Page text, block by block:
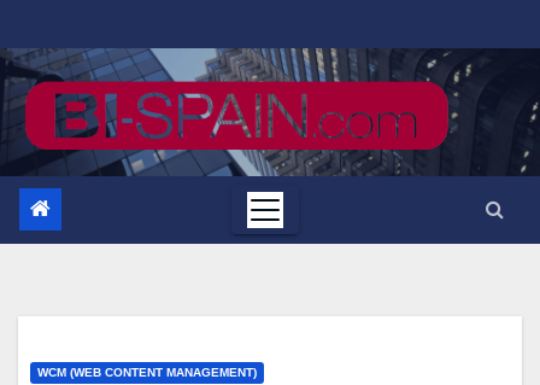
al
contenido
WCM (WEB CONTENT MANAGEMENT)